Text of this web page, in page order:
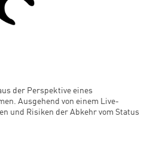
der Perspektive eines
Ausgehend von einem Live-
und Risiken der Abkehr vom Status